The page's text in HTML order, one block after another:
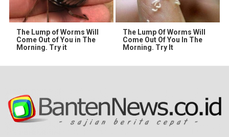
The Lump of Worms Will
Come Out of You in The
Morning. Try it
The Lump Of Worms Will
Come Out Of You In The
Morning. Try It